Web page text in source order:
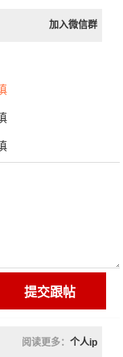
加入微信群
阅读更多： 个人ip